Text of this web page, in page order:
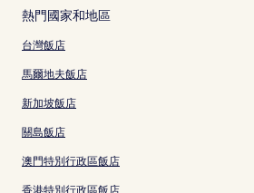
熱門國家和地區
台灣飯店
馬爾地夫飯店
新加坡飯店
關島飯店
澳門特別行政區飯店
香港特別行政區飯店